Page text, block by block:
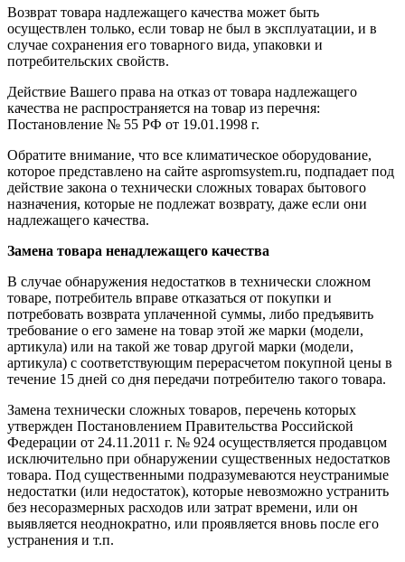
Возврат товара надлежащего качества может быть
осуществлен только, если товар не был в эксплуатации, и в
случае сохранения его товарного вида, упаковки и
потребительских свойств.
Действие Вашего права на отказ от товара надлежащего
качества не распространяется на товар из перечня:
Постановление № 55 РФ от 19.01.1998 г.
Обратите внимание, что все климатическое оборудование,
которое представлено на сайте aspromsystem.ru, подпадает под
действие закона о технически сложных товарах бытового
назначения, которые не подлежат возврату, даже если они
надлежащего качества.
Замена товара ненадлежащего качества
В случае обнаружения недостатков в технически сложном
товаре, потребитель вправе отказаться от покупки и
потребовать возврата уплаченной суммы, либо предъявить
требование о его замене на товар этой же марки (модели,
артикула) или на такой же товар другой марки (модели,
артикула) с соответствующим перерасчетом покупной цены в
течение 15 дней со дня передачи потребителю такого товара.
Замена технически сложных товаров, перечень которых
утвержден Постановлением Правительства Российской
Федерации от 24.11.2011 г. № 924 осуществляется продавцом
исключительно при обнаружении существенных недостатков
товара. Под существенными подразумеваются неустранимые
недостатки (или недостаток), которые невозможно устранить
без несоразмерных расходов или затрат времени, или он
выявляется неоднократно, или проявляется вновь после его
устранения и т.п.